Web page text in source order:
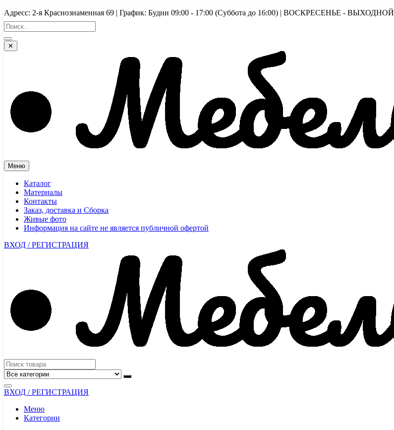
к
содержимому
Адресс: 2-я Краснознаменная 69 | График: Будни 09:00 - 17:00 (Суббота до 16:00) | ВОСКРЕСЕНЬЕ - ВЫХОДНОЙ
✕
Меню
Каталог
Материалы
Контакты
Заказ, доставка и Сборка
Живые фото
Информация на сайте не является публичной офертой
ВХОД / РЕГИСТРАЦИЯ
ВХОД / РЕГИСТРАЦИЯ
Меню
Категории